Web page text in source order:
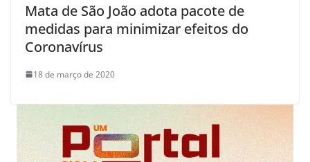
Mata de São João adota pacote de
medidas para minimizar efeitos do
Coronavírus
18 de março de 2020